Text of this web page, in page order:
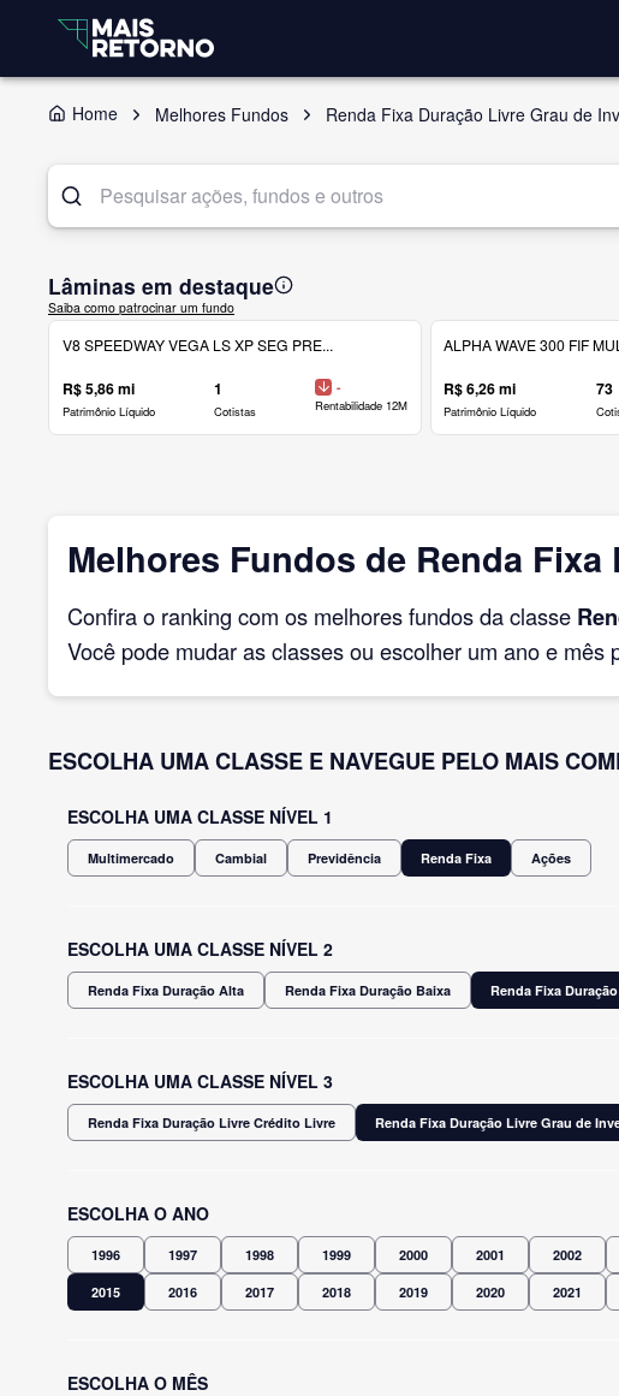
Home Melhores Fundos Renda Fixa Duração Livre Grau de
Lâminas em destaque
Saiba como patrocinar um fundo
V8 SPEEDWAY VEGA LS XP SEG PRE...
R$ 5,86 mi
Patrimônio Líquido
1
Cotistas
-
Rentabilidade 12M
ALPHA WAVE 300 FIF
R$ 6,26 mi
Patrimônio Líquido
73
Melhores Fundos de Renda
Confira o ranking com os melhores fundos da classe
Você pode mudar as classes ou escolher um ano e mês
ESCOLHA UMA CLASSE E NAVEGUE PELO MAIS
ESCOLHA UMA CLASSE NÍVEL 1
Multimercado Cambial Previdência Renda Fixa Ações
ESCOLHA UMA CLASSE NÍVEL 2
Renda Fixa Duração Alta Renda Fixa Duração Baixa Renda Fixa
ESCOLHA UMA CLASSE NÍVEL 3
Renda Fixa Duração Livre Crédito Livre Renda Fixa Duração Livre Grau de
ESCOLHA O ANO
1996 1997 1998 1999 2000 2001 2002
2015 2016 2017 2018 2019 2020 2021
ESCOLHA O MÊS